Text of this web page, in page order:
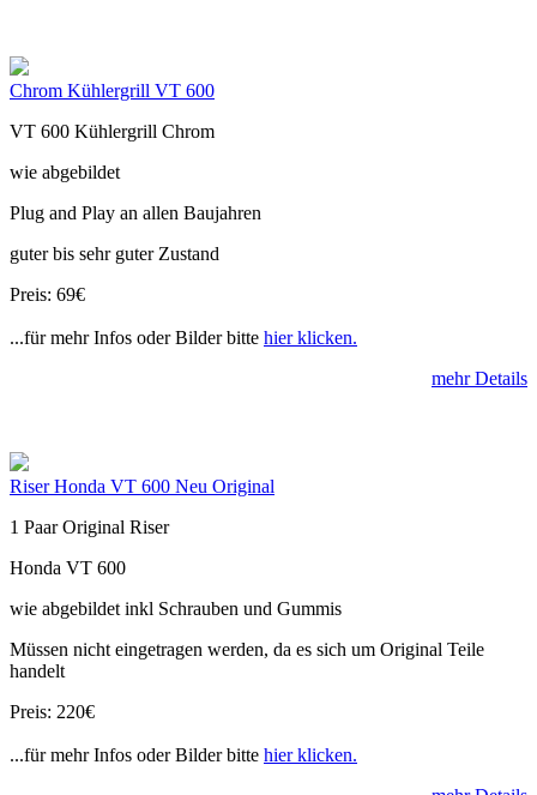
Chrom Kühlergrill VT 600
VT 600 Kühlergrill Chrom
wie abgebildet
Plug and Play an allen Baujahren
guter bis sehr guter Zustand
Preis: 69€
...für mehr Infos oder Bilder bitte hier klicken.
mehr Details
Riser Honda VT 600 Neu Original
1 Paar Original Riser
Honda VT 600
wie abgebildet inkl Schrauben und Gummis
Müssen nicht eingetragen werden, da es sich um Original Teile
handelt
Preis: 220€
...für mehr Infos oder Bilder bitte hier klicken.